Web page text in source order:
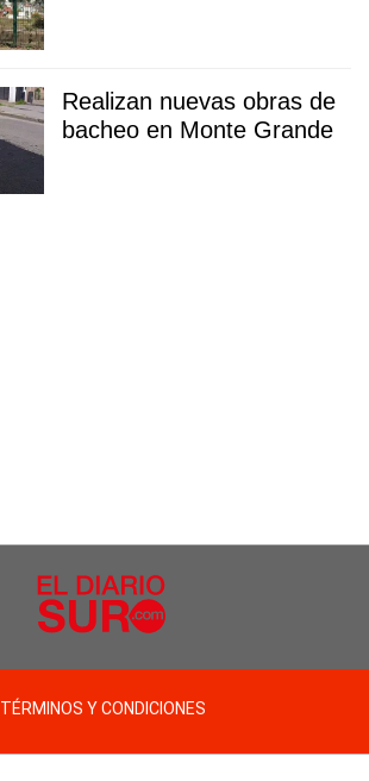
Realizan nuevas obras de
bacheo en Monte Grande
TÉRMINOS Y CONDICIONES